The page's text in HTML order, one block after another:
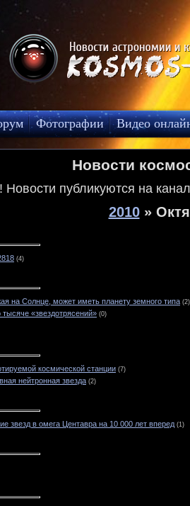
Фотографии Видео
Новости
Новости публикуются на
2010 »
(4)
на Солнце, может иметь планету земного типа (2)
«звездотрясений» (0)
космической станции (7)
нейтронная звезда (2)
звезд в омега Центавра на 10 000 лет вперед (1)